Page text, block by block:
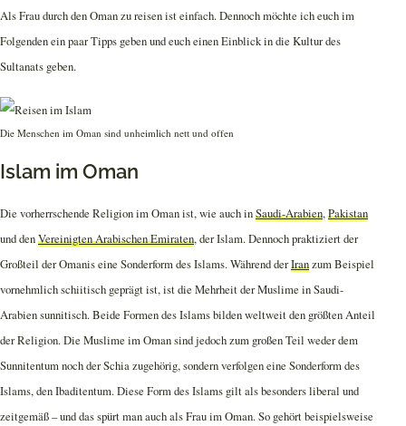
Als Frau durch den Oman zu reisen ist einfach. Dennoch möchte ich euch im
Folgenden ein paar Tipps geben und euch einen Einblick in die Kultur des
Sultanats geben.
Die Menschen im Oman sind unheimlich nett und offen
Islam im Oman
Die vorherrschende Religion im Oman ist, wie auch inSaudi-Arabien,Pakistan
und denVereinigten Arabischen Emiraten, der Islam. Dennoch praktiziert der
Großteil der Omanis eine Sonderform des Islams. Während derIranzum Beispiel
vornehmlich schiitisch geprägt ist, ist die Mehrheit der Muslime in Saudi-
Arabien sunnitisch. Beide Formen des Islams bilden weltweit den größten Anteil
der Religion. Die Muslime im Oman sind jedoch zum großen Teil weder dem
Sunnitentum noch der Schia zugehörig, sondern verfolgen eine Sonderform des
Islams, den Ibaditentum. Diese Form des Islams gilt als besonders liberal und
zeitgemäß – und das spürt man auch als Frau im Oman. So gehört beispielsweise